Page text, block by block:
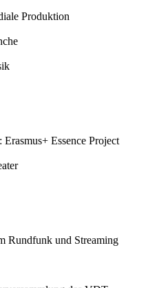
Produktion
Essence Project
Rundfunk und Streaming